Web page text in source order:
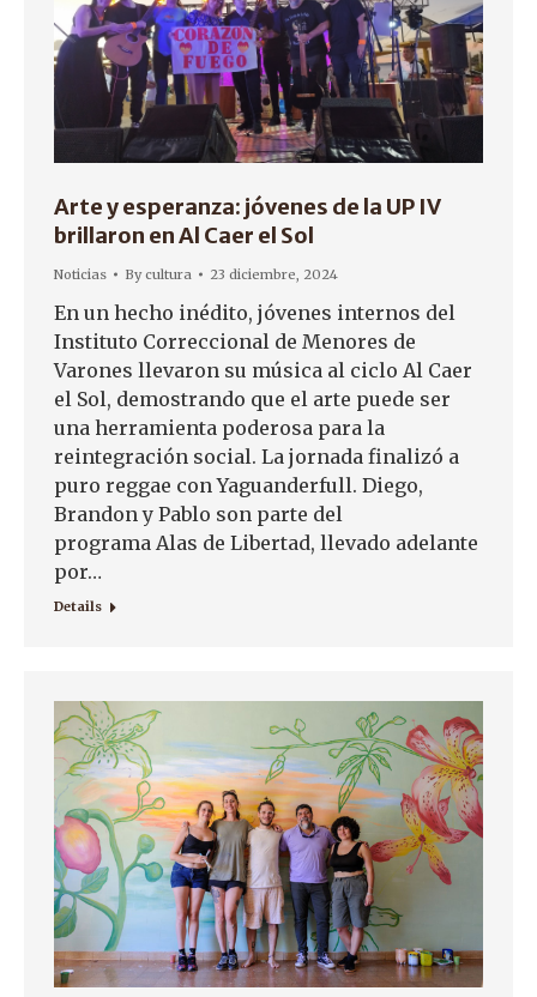
Arte y esperanza: jóvenes de la UP IV
brillaron en Al Caer el Sol
Noticias Bycultura 23 diciembre, 2024
En un hecho inédito, jóvenes internos del
Instituto Correccional de Menores de
Varones llevaron su música al ciclo Al Caer
el Sol, demostrando que el arte puede ser
una herramienta poderosa para la
reintegración social. La jornada finalizó a
puro reggae con Yaguanderfull. Diego,
Brandon y Pablo son parte del
programa Alas de Libertad, llevado adelante
por…
Details